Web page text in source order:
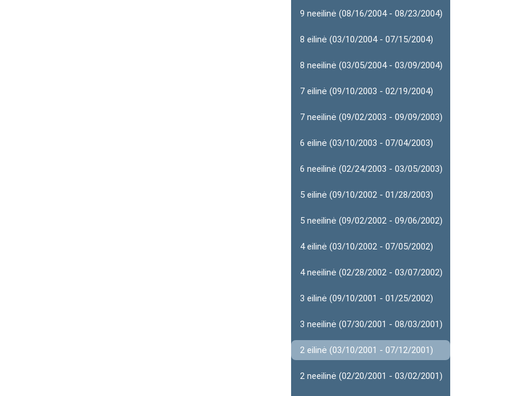
9 neeilinė (08/16/2004 - 08/23/2004)
8 eilinė (03/10/2004 - 07/15/2004)
8 neeilinė (03/05/2004 - 03/09/2004)
7 eilinė (09/10/2003 - 02/19/2004)
7 neeilinė (09/02/2003 - 09/09/2003)
6 eilinė (03/10/2003 - 07/04/2003)
6 neeilinė (02/24/2003 - 03/05/2003)
5 eilinė (09/10/2002 - 01/28/2003)
5 neeilinė (09/02/2002 - 09/06/2002)
4 eilinė (03/10/2002 - 07/05/2002)
4 neeilinė (02/28/2002 - 03/07/2002)
3 eilinė (09/10/2001 - 01/25/2002)
3 neeilinė (07/30/2001 - 08/03/2001)
2 eilinė (03/10/2001 - 07/12/2001)
2 neeilinė (02/20/2001 - 03/02/2001)